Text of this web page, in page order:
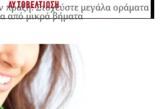
ΑΥΤΟΒΕΛΤΙΩΣΗ
πράξη: Στοχεύστε μεγάλα οράματα
από μικρά βήματα